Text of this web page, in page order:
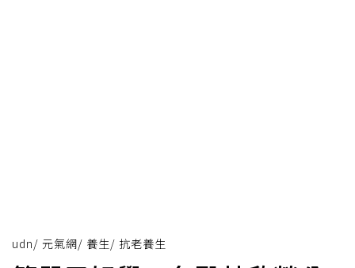
udn/ 元氣網/ 養生/ 抗老養生